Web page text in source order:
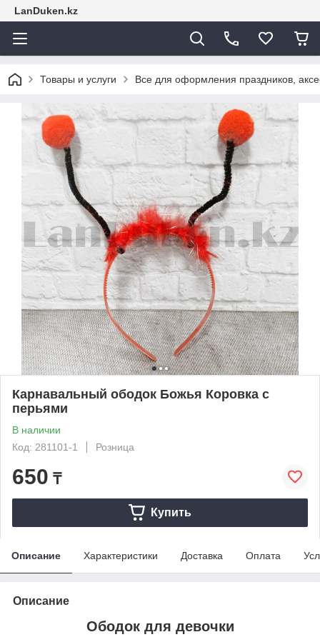
LanDuken.kz
Товары и услуги Все для оформления праздников,
Карнавальный ободок Божья Коровка с
перьями
В наличии
Код: 281101-1
Розница
650 ₸
Купить
Описание Характеристики Доставка Оплата
Описание
Ободок для девочки